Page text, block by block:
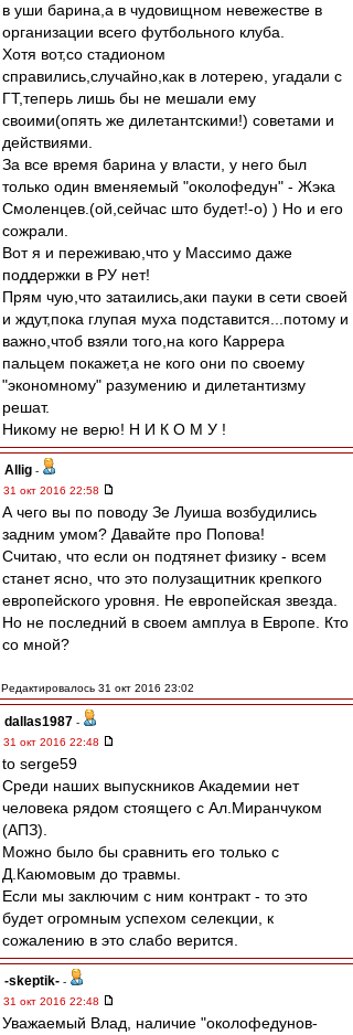
в уши барина,а в чудовищном невежестве в
организации всего футбольного клуба.
Хотя вот,со стадионом
справились,случайно,как в лотерею, угадали с
ГТ,теперь лишь бы не мешали ему
своими(опять же дилетантскими!) советами и
действиями.
За все время барина у власти, у него был
только один вменяемый "околофедун" - Жэка
Смоленцев.(ой,сейчас што будет!-о) ) Но и его
сожрали.
Вот я и переживаю,что у Массимо даже
поддержки в РУ нет!
Прям чую,что затаились,аки пауки в сети своей
и ждут,пока глупая муха подставится...потому и
важно,чтоб взяли того,на кого Каррера
пальцем покажет,а не кого они по своему
"экономному" разумению и дилетантизму
решат.
Никому не верю! Н И К О М У !
Allig -
31 окт 2016 22:58
А чего вы по поводу Зе Луиша возбудились
задним умом? Давайте про Попова!
Считаю, что если он подтянет физику - всем
станет ясно, что это полузащитник крепкого
европейского уровня. Не европейская звезда.
Но не последний в своем амплуа в Европе. Кто
со мной?
Редактировалось 31 окт 2016 23:02
dallas1987 -
31 окт 2016 22:48
to serge59
Среди наших выпускников Академии нет
человека рядом стоящего с Ал.Миранчуком
(АПЗ).
Можно было бы сравнить его только с
Д.Каюмовым до травмы.
Если мы заключим с ним контракт - то это
будет огромным успехом селекции, к
сожалению в это слабо верится.
-skeptik- -
31 окт 2016 22:48
Уважаемый Влад, наличие "околофедунов-